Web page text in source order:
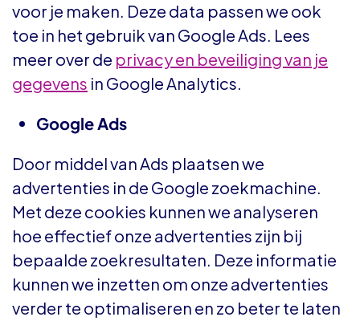
voor je maken. Deze data passen we ook
toe in het gebruik van Google Ads. Lees
meer over de privacy en beveiliging van je
gegevens in Google Analytics.
Google Ads
Door middel van Ads plaatsen we
advertenties in de Google zoekmachine.
Met deze cookies kunnen we analyseren
hoe effectief onze advertenties zijn bij
bepaalde zoekresultaten. Deze informatie
kunnen we inzetten om onze advertenties
verder te optimaliseren en zo beter te laten